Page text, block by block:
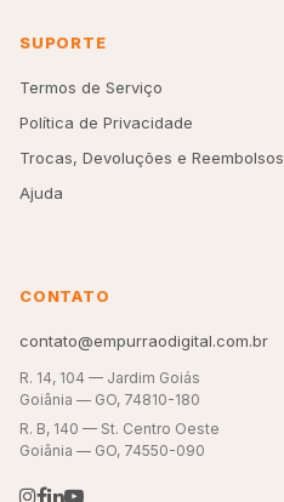
SUPORTE
Termos de Serviço
Política de Privacidade
Trocas, Devoluções e Reembolsos
Ajuda
CONTATO
contato@empurraodigital.com.br
R. 14, 104 — Jardim Goiás
Goiânia — GO, 74810-180
R. B, 140 — St. Centro Oeste
Goiânia — GO, 74550-090